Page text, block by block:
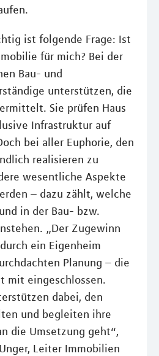
ist folgende Frage: Ist
für mich? Bei der
Bau- und
unterstützen, die
Sie prüfen Haus
Infrastruktur auf
bei aller Euphorie, den
realisieren zu
wesentliche Aspekte
– dazu zählt, welche
in der Bau- bzw.
„Der Zugewinn
ein Eigenheim
Planung – die
mit eingeschlossen.
dabei, den
und begleiten ihre
die Umsetzung geht“,
Leiter Immobilien